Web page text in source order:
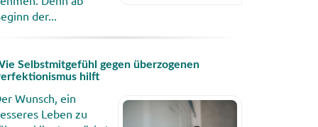
der...
Selbstmitgefühl gegen überzogenen
hilft
Wunsch, ein
Leben zu